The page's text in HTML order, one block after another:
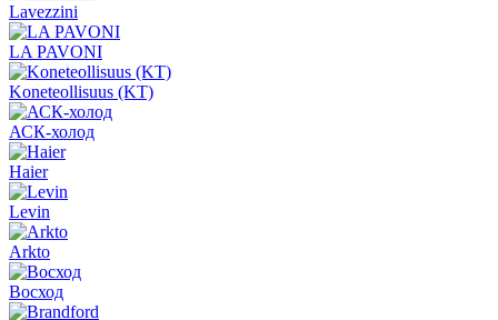
Lavezzini
LA PAVONI
Koneteollisuus (KT)
АСК-холод
Haier
Levin
Arkto
Восход